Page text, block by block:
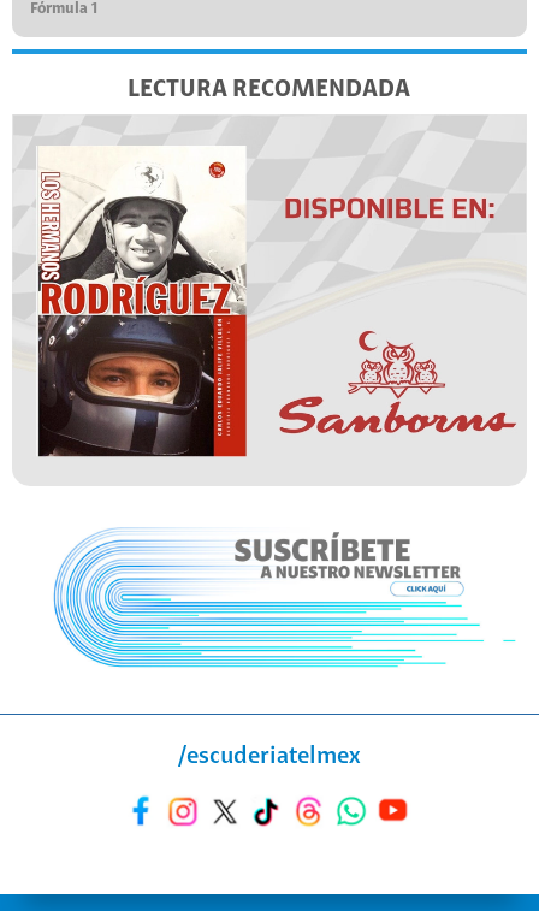
Fórmula 1
LECTURA RECOMENDADA
/escuderiatelmex